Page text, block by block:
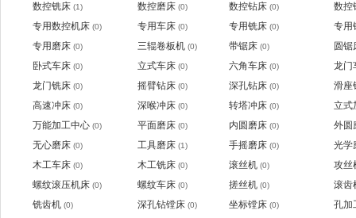
数控铣床 (1) 数控磨床 (0) 数控钻床 (0)
数控
专用数控机床 (0) 专用车床 (0) 专用铣床 (0)
专用
专用磨床 (0) 三辊卷板机 (0) 带锯床 (0)
圆锯
卧式车床 (0) 立式车床 (0) 六角车床 (0)
龙门
龙门铣床 (0) 摇臂钻床 (0) 深孔钻床 (0)
滑座
高速冲床 (0) 深喉冲床 (0) 转塔冲床 (0)
立式
万能加工中心 (0) 平面磨床 (0) 内圆磨床 (0)
外圆
无心磨床 (0) 工具磨床 (1) 手摇磨床 (0)
光学
木工车床 (0) 木工铣床 (0) 滚丝机 (0)
攻丝
螺纹滚压机床 (0) 螺纹车床 (0) 搓丝机 (0)
滚齿
铣齿机 (0) 深孔钻镗床 (0) 坐标镗床 (0)
孔加